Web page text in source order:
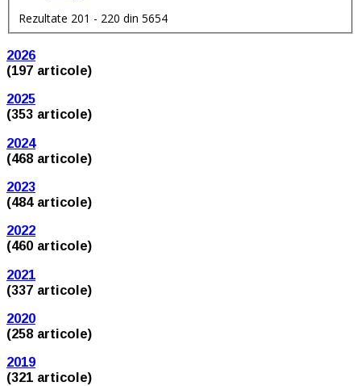
Rezultate 201 - 220 din 5654
2026
(197 articole)
2025
(353 articole)
2024
(468 articole)
2023
(484 articole)
2022
(460 articole)
2021
(337 articole)
2020
(258 articole)
2019
(321 articole)